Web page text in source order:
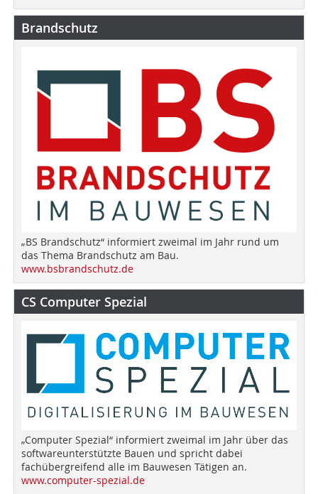
Brandschutz
„BS Brandschutz“ informiert zweimal im Jahr rund um
das Thema Brandschutz am Bau.
www.bsbrandschutz.de
CS Computer Spezial
„Computer Spezial“ informiert zweimal im Jahr über das
softwareunterstützte Bauen und spricht dabei
fachübergreifend alle im Bauwesen Tätigen an.
www.computer-spezial.de